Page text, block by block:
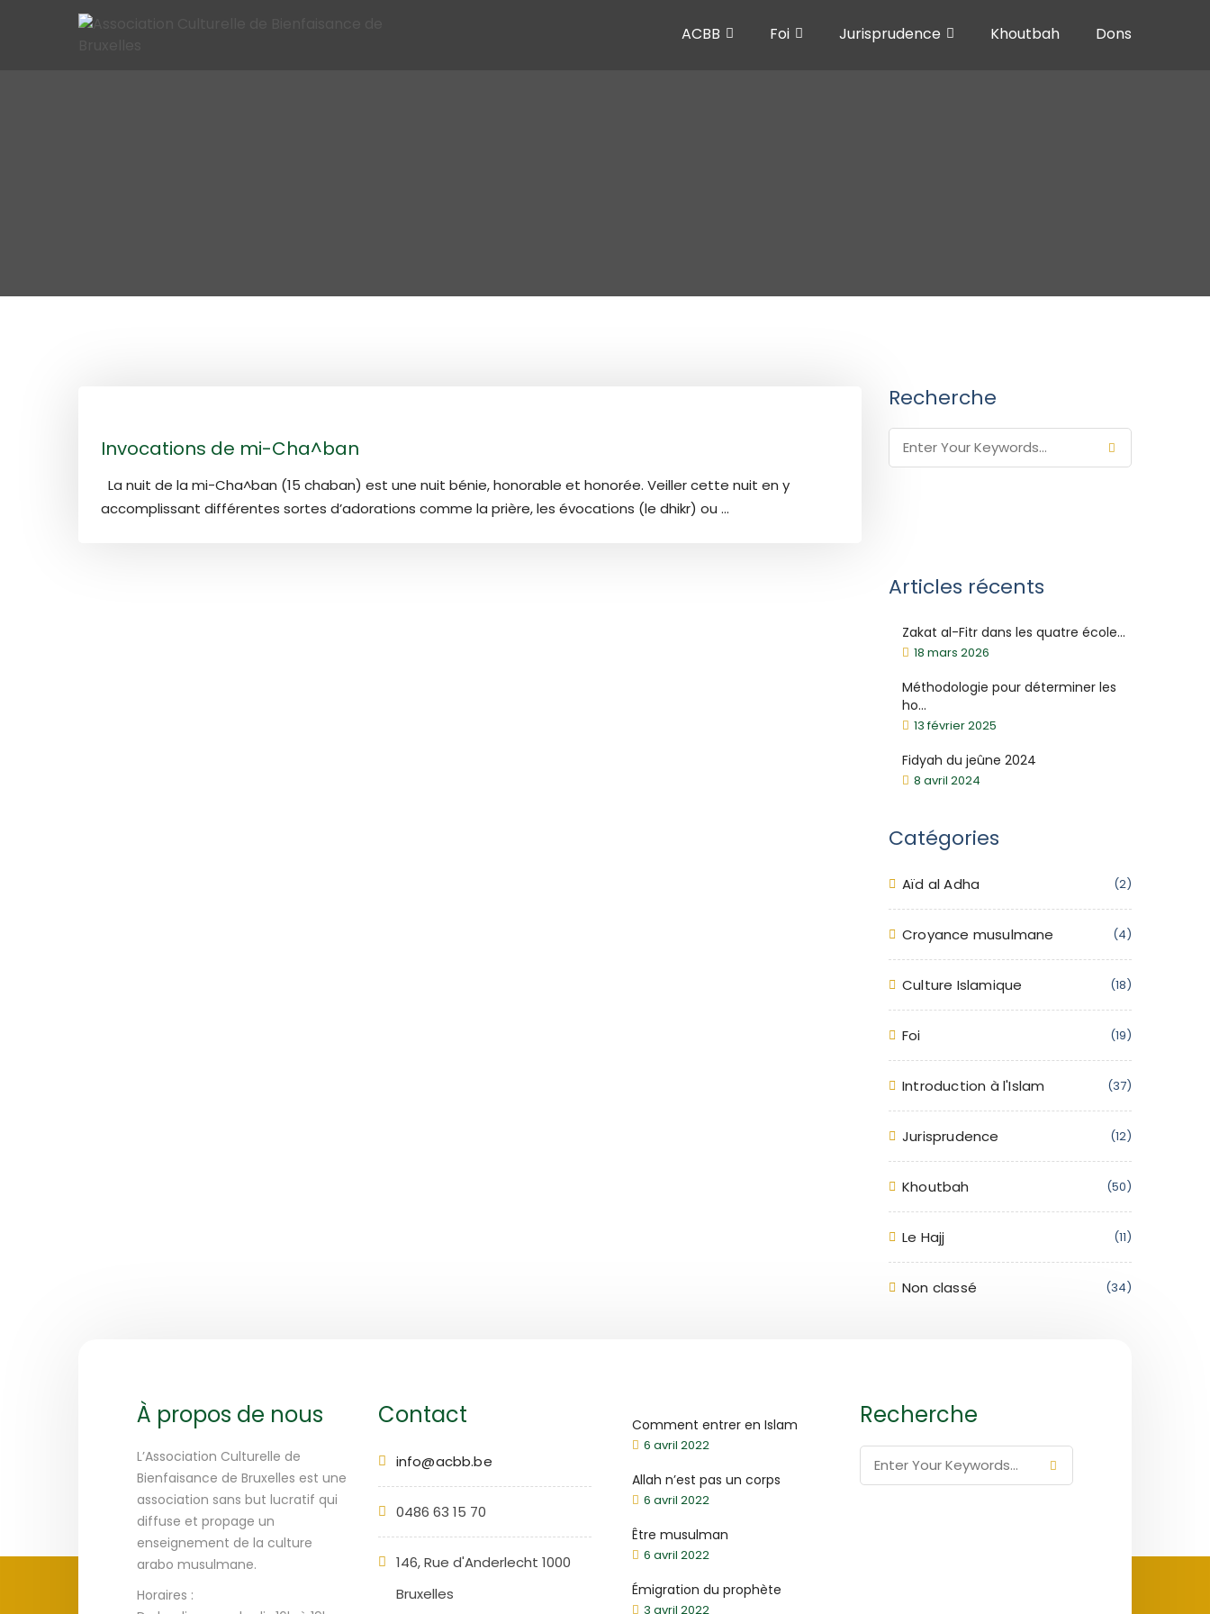
ACBB Foi Jurisprudence Khoutbah Dons
Invocations de mi-Cha^ban
La nuit de la mi-Cha^ban (15 chaban) est une nuit bénie, honorable et honorée. Veiller cette nuit en y
accomplissant différentes sortes d’adorations comme la prière, les évocations (le dhikr) ou ...
Recherche
Articles récents
Zakat al-Fitr dans les quatre école...
18 mars 2026
Méthodologie pour déterminer les
ho...
13 février 2025
Fidyah du jeûne 2024
8 avril 2024
Catégories
Aïd al Adha (2)
Croyance musulmane (4)
Culture Islamique (18)
Foi (19)
Introduction à l'Islam (37)
Jurisprudence (12)
Khoutbah (50)
Le Hajj (11)
Non classé (34)
À propos de nous
L’Association Culturelle de
Bienfaisance de Bruxelles est une
association sans but lucratif qui
diffuse et propage un
enseignement de la culture
arabo musulmane.
Horaires :
Contact
info@acbb.be
0486 63 15 70
146, Rue d'Anderlecht 1000
Bruxelles
Comment entrer en Islam
6 avril 2022
Allah n’est pas un corps
6 avril 2022
Être musulman
6 avril 2022
Émigration du prophète
3 avril 2022
Recherche